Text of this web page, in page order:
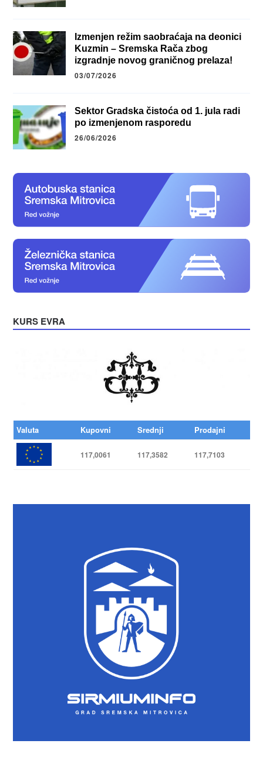
Izmenjen režim saobraćaja na deonici
Kuzmin – Sremska Rača zbog
izgradnje novog graničnog prelaza!
03/07/2026
Sektor Gradska čistoća od 1. jula radi
po izmenjenom rasporedu
26/06/2026
KURS EVRA
Valuta Kupovni Srednji Prodajni
117,0061 117,3582 117,7103